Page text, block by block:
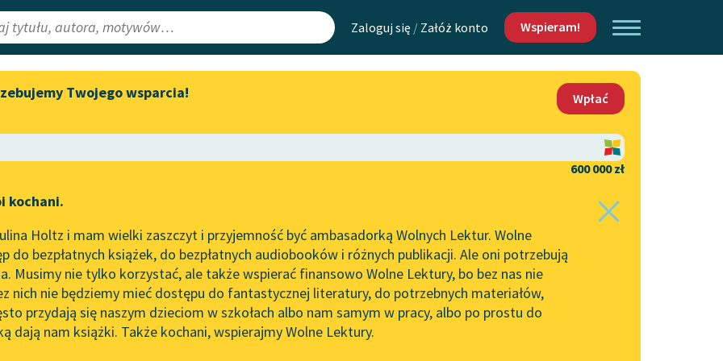
Zaloguj się / Załóż konto Wspieram!
Lektury
redakcyjne
Aktualności
„Prokurator Alicja Horn” do
literatury skandynawskiej
Spotkanie z Katarzyną Tunkiel
w Oslo
102. lata temu zmarł Joseph
Conrad
Mapa Wolnych Lektur
Leśmianator
API
OAI-PMH
Widget Wolnych Lektur
Kontakt
O projekcie
Zasady wykorzystania
Wolnych Lektur
Logotypy
Materiały promocyjne
Twojego wsparcia!
Wpłać
600 000 zł
kochani.
Holtz i mam wielki zaszczyt i przyjemność być ambasadorką Wolnych Lektur. Wolne
do bezpłatnych książek, do bezpłatnych audiobooków i różnych publikacji. Ale oni potrzebują
Musimy nie tylko korzystać, ale także wspierać finansowo Wolne Lektury, bo bez nas nie
nich nie będziemy mieć dostępu do fantastycznej literatury, do potrzebnych materiałów,
przydają się naszym dzieciom w szkołach albo nam samym w pracy, albo po prostu do
dają nam książki. Także kochani, wspierajmy Wolne Lektury.
Królowa śniegu